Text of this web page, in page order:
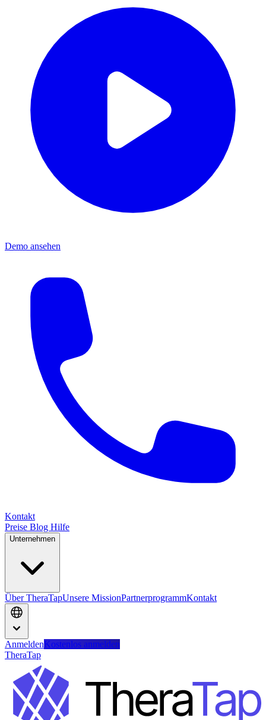
Demo ansehen
Kontakt
Preise Blog Hilfe
Unternehmen
Über TheraTapUnsere MissionPartnerprogrammKontakt
AnmeldenKostenlos anmelden
TheraTap